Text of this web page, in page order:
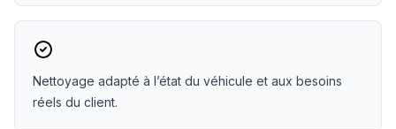
Nettoyage adapté à l’état du véhicule et aux besoins
réels du client.